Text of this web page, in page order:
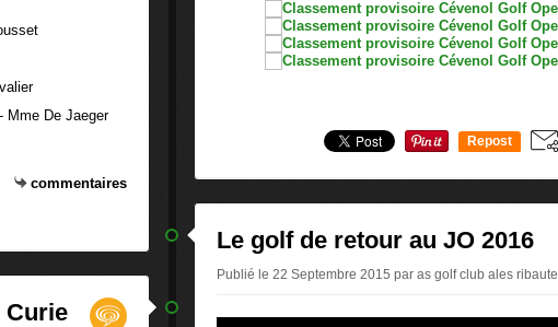
Mme De Jaeger
commentaires
Curie
Repost
Le golf de retour au JO 2016
Publié le 22 Septembre 2015 par as golf club ales ribaute